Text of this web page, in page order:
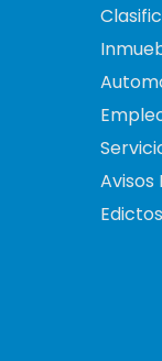
Avisos
Edictos